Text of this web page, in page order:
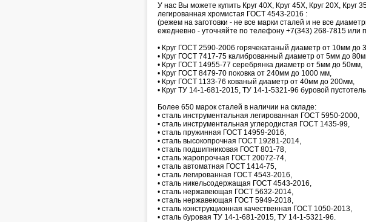
У нас Вы можете купить Круг 40Х, Круг 45Х, Круг 20Х, Круг
легированная хромистая ГОСТ 4543-2016 :
(режем на заготовки - не все марки сталей и не все
ежедневно - уточняйте по телефону +7(343) 268-7815 или
• Круг ГОСТ 2590-2006 горячекатаный диаметр от 10мм до
• Круг ГОСТ 7417-75 калиброванный диаметр от 5мм до
• Круг ГОСТ 14955-77 серебрянка диаметр от 5мм до 50мм,
• Круг ГОСТ 8479-70 поковка от 240мм до 1000 мм,
• Круг ГОСТ 1133-76 кованый диаметр от 40мм до 200мм,
• Круг ТУ 14-1-681-2015, ТУ 14-1-5321-96 буровой
Более 650 марок сталей в наличии на складе:
• сталь инструментальная легированная ГОСТ 5950-2000,
• сталь инструментальная углеродистая ГОСТ 1435-99,
• сталь пружинная ГОСТ 14959-2016,
• сталь высокопрочная ГОСТ 19281-2014,
• сталь подшипниковая ГОСТ 801-78,
• сталь жаропрочная ГОСТ 20072-74,
• сталь автоматная ГОСТ 1414-75,
• сталь легированная ГОСТ 4543-2016,
• сталь никельсодержащая ГОСТ 4543-2016,
• сталь нержавеющая ГОСТ 5632-2014,
• сталь нержавеющая ГОСТ 5949-2018,
• сталь конструкционная качественная ГОСТ 1050-2013,
• сталь буровая ТУ 14-1-681-2015, ТУ 14-1-5321-96.